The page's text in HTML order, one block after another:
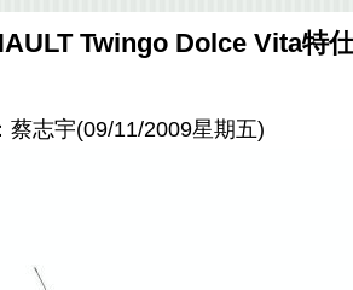
Twingo Dolce Vita特
蔡志宇(09/11/2009星期五)